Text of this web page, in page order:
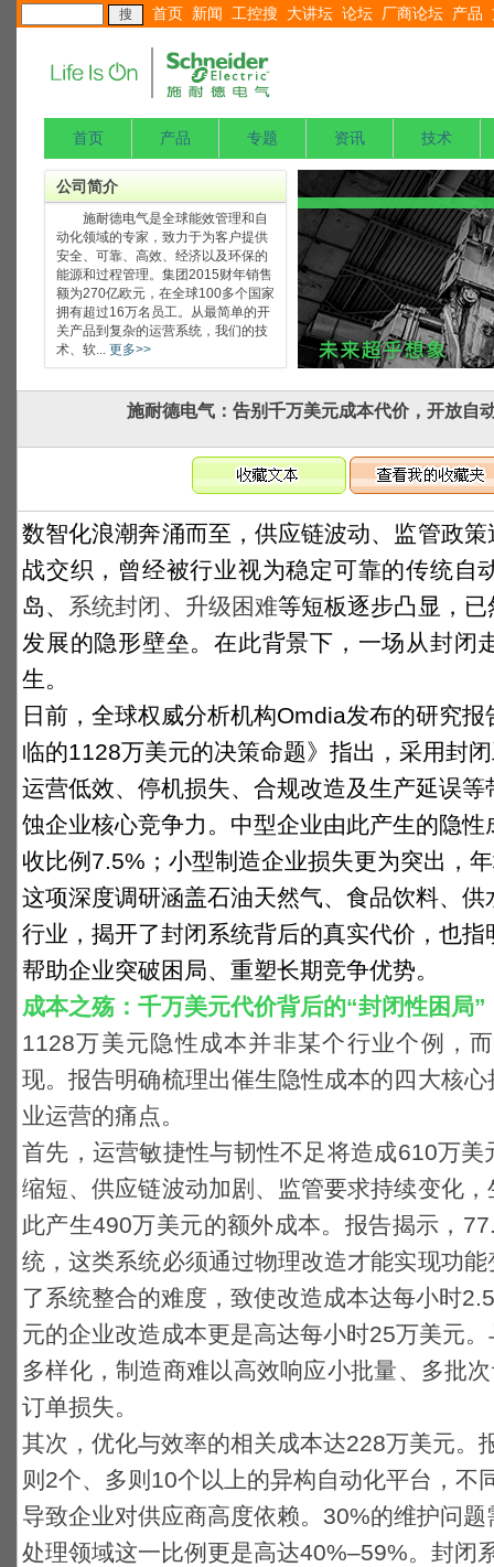
首页 新闻 工控搜 大讲坛 论坛 厂商论坛 产品
首页 产品 专题 资讯 技术
公司简介
施耐德电气是全球能效管理和自
动化领域的专家，致力于为客户提供
安全、可靠、高效、经济以及环保的
能源和过程管理。集团2015财年销售
额为270亿欧元，在全球100多个国家
拥有超过16万名员工。从最简单的开
关产品到复杂的运营系统，我们的技
术、软... 更多>>
施耐德电气：告别千万美元成本代价，开放自
数智化浪潮奔涌而至，供应链波动、监管政
战交织，曾经被行业视为稳定可靠的传统自
岛、 系统封闭、升级困难等短板逐步凸显，
发展的隐形壁垒。在此背景下， 一场从封闭
生。
日前，全球权威分析机构Omdia发布的研究
临的1128万美元的决策命题》指出，采用封
运营低效、停机损失、合规改造及生产延误
蚀企业核心竞争力。中型企业由此产生的隐
收比例7.5%；小型制造企业损失更为突出，
这项深度调研涵盖石油天然气、食品饮料、
行业，揭开了封闭系统背后的真实代价，也
帮助企业突破困局、 重塑长期竞争优势。
成本之殇：千万美元代价背后的“封闭性困局”
1128万美元隐性成本并非某个行业个例，
现。报告明确梳理出催生隐性成本的四大核
业运营的痛点。
首先， 运营敏捷性与韧性不足将造成610万美
缩短、供应链波动加剧、监管要求持续变化
此产生490万美元的额外成本。 报告揭示，
统，这类系统必须通过物理改造才能实现功
了系统整合的难度，致使改造成本达每小时
元的企业改造成本更是高达每小时25万美元
多样化，制造商难以高效响应小批量、多批
订单损失。
其次，优化与效率的相关成本达228万美元。
则2个、多则10个以上的异构自动化平台， 不
导致企业对供应商高度依赖。30%的维护问
处理领域这一比例更是高达40%–59%。封闭